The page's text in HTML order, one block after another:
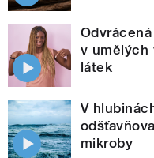
v umělých
látek
V
mikroby